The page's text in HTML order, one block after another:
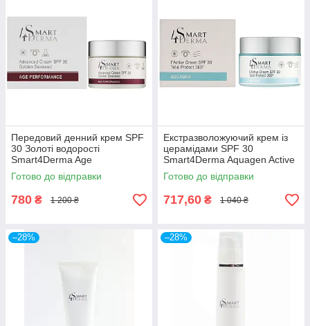
Передовий денний крем SPF
30 Золоті водорості
Smart4Derma Age
Performance DAY CREAM
SPF 30 GOLDEN SEAWEED
50мл
Готово до відправки
780 ₴ 1 200 ₴
Екстразволожуючий крем із
церамідами SPF 30
Smart4Derma Aquagen Active
Cream Total Protect 360-50мл
Готово до відправки
717,60 ₴ 1 040 ₴
–28% –28%